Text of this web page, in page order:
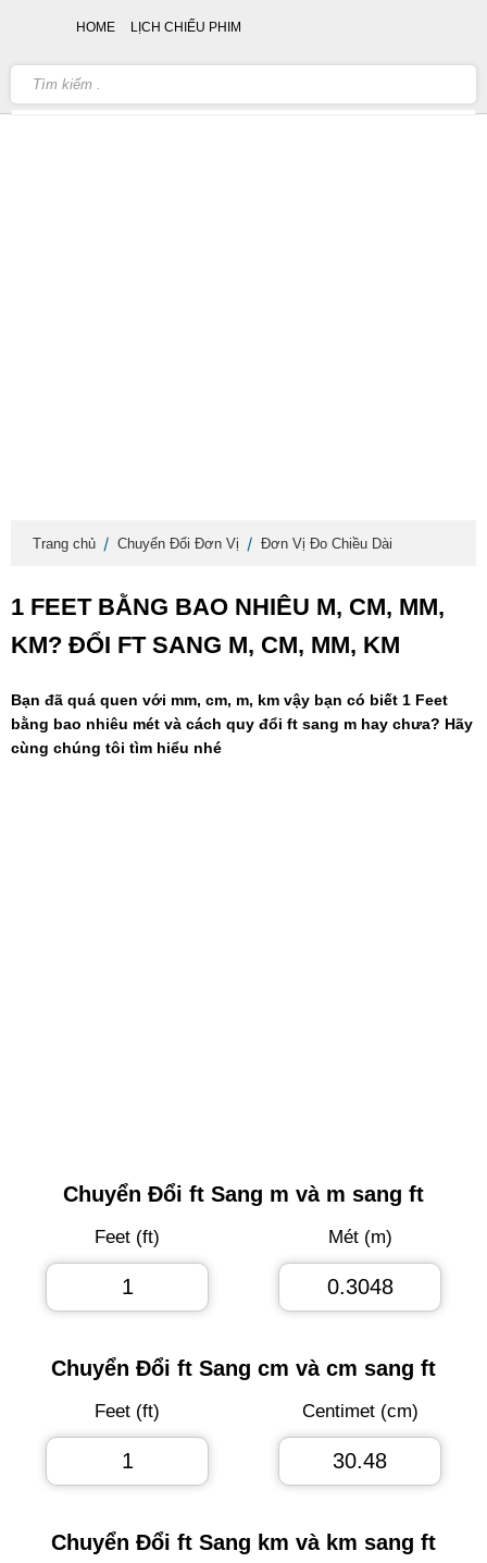
Trang chủ Chuyển Đổi Đơn Vị Đơn Vị Đo Chiều Dài
1 FEET BẰNG BAO NHIÊU M, CM, MM,
KM? ĐỔI FT SANG M, CM, MM, KM
Bạn đã quá quen với mm, cm, m, km vậy bạn có biết 1 Feet
bằng bao nhiêu mét và cách quy đổi ft sang m hay chưa? Hãy
cùng chúng tôi tìm hiểu nhé
Chuyển Đổi ft Sang m và m sang ft
Feet (ft) Mét (m)
Chuyển Đổi ft Sang cm và cm sang ft
Feet (ft) Centimet (cm)
Chuyển Đổi ft Sang km và km sang ft
HOME LỊCH CHIẾU PHIM